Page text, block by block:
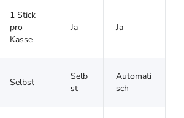
1 Stick
pro
Kasse
Ja Ja
Selbst
Selb
st
Automati
sch